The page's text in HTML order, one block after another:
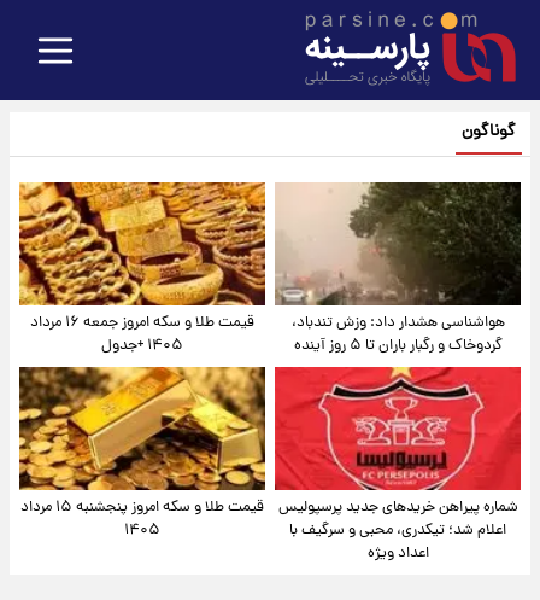
گوناگون
هواشناسی هشدار داد: وزش تندباد،
گردوخاک و رگبار باران تا ۵ روز آینده
قیمت طلا و سکه امروز جمعه ۱۶ مرداد
۱۴۰۵ +جدول
شماره پیراهن خریدهای جدید پرسپولیس
اعلام شد؛ تیکدری، محبی و سرگیف با
اعداد ویژه
قیمت طلا و سکه امروز پنجشنبه ۱۵ مرداد
۱۴۰۵